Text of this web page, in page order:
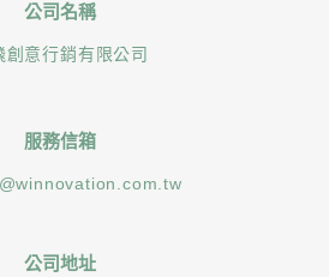
公司名稱
創意行銷有限公司
服務信箱
公司地址